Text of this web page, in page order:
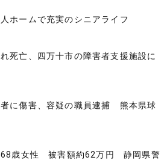
ホームで充実のシニアライフ
死亡、四万十市の障害者支援施設に
に傷害、容疑の職員逮捕 熊本県球
歳女性 被害額約62万円 静岡県警